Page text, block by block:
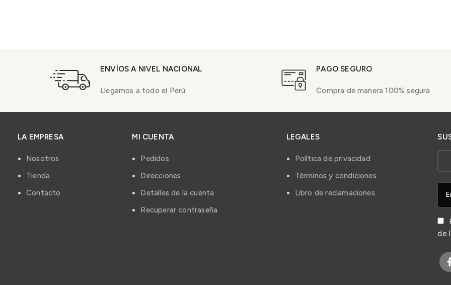
ENVÍOS A NIVEL NACIONAL
Llegamos a todo el Perú
PAGO SEGURO
Compra de manera 100% segura
LA EMPRESA
Nosotros
Tienda
Contacto
MI CUENTA
Pedidos
Direcciones
Detalles de la cuenta
Recuperar contraseña
LEGALES
Política de privacidad
Términos y condiciones
Libro de reclamaciones
de